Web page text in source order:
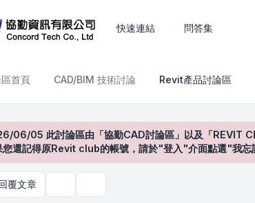
快速連結 問答集
首頁 CAD/BIM 技術討論 Revit產品討論區
06/05 此討論區由「協勤CAD討論區」以及「REVIT
您還記得原Revit club的帳號，請於"登入"介面點選"我忘
覆文章